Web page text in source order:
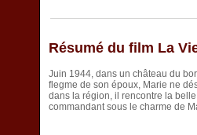
Résumé du film La
Juin 1944, dans un château du
flegme de son époux, Marie ne
dans la région, il rencontre la
commandant sous le charme de